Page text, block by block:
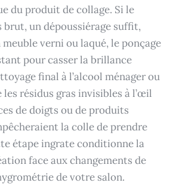
du produit de collage. Si le
brut, un dépoussiérage suffit,
meuble verni ou laqué, le ponçage
pour casser la brillance
final à l’alcool ménager ou
les résidus gras invisibles à l’œil
de doigts ou de produits
la colle de prendre
étape ingrate conditionne la
face aux changements de
de votre salon.